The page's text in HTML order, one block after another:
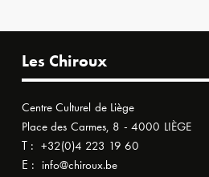
Les Chiroux
Centre Culturel de Liège
Place des Carmes, 8 - 4000 LIÈGE
T : +32(0)4 223 19 60
E : info@chiroux.be